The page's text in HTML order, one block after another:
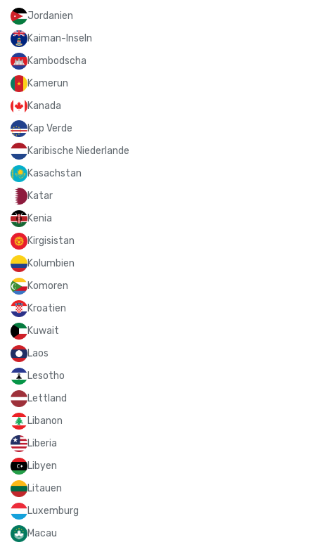
Jordanien
Kaiman-Inseln
Kambodscha
Kamerun
Kanada
Kap Verde
Karibische Niederlande
Kasachstan
Katar
Kenia
Kirgisistan
Kolumbien
Komoren
Kroatien
Kuwait
Laos
Lesotho
Lettland
Libanon
Liberia
Libyen
Litauen
Luxemburg
Macau